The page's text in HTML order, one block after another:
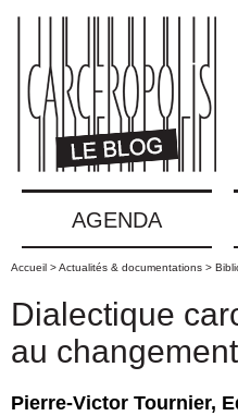
AGENDA
Accueil >Actualités & documentations >
Dialectique
au changement
Pierre-Victor Tournier,